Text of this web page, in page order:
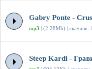
Gabry Ponte -
mp3 | (2.28Mb) | скачали:
Steep Kardi -